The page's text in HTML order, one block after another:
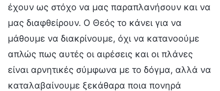
έχουν ως στόχο να μας παραπλανήσουν και να
μας διαφθείρουν. Ο Θεός το κάνει για να
μάθουμε να διακρίνουμε, όχι να κατανοούμε
απλώς πως αυτές οι αιρέσεις και οι πλάνες
είναι αρνητικές σύμφωνα με το δόγμα, αλλά να
καταλαβαίνουμε ξεκάθαρα ποια πονηρά